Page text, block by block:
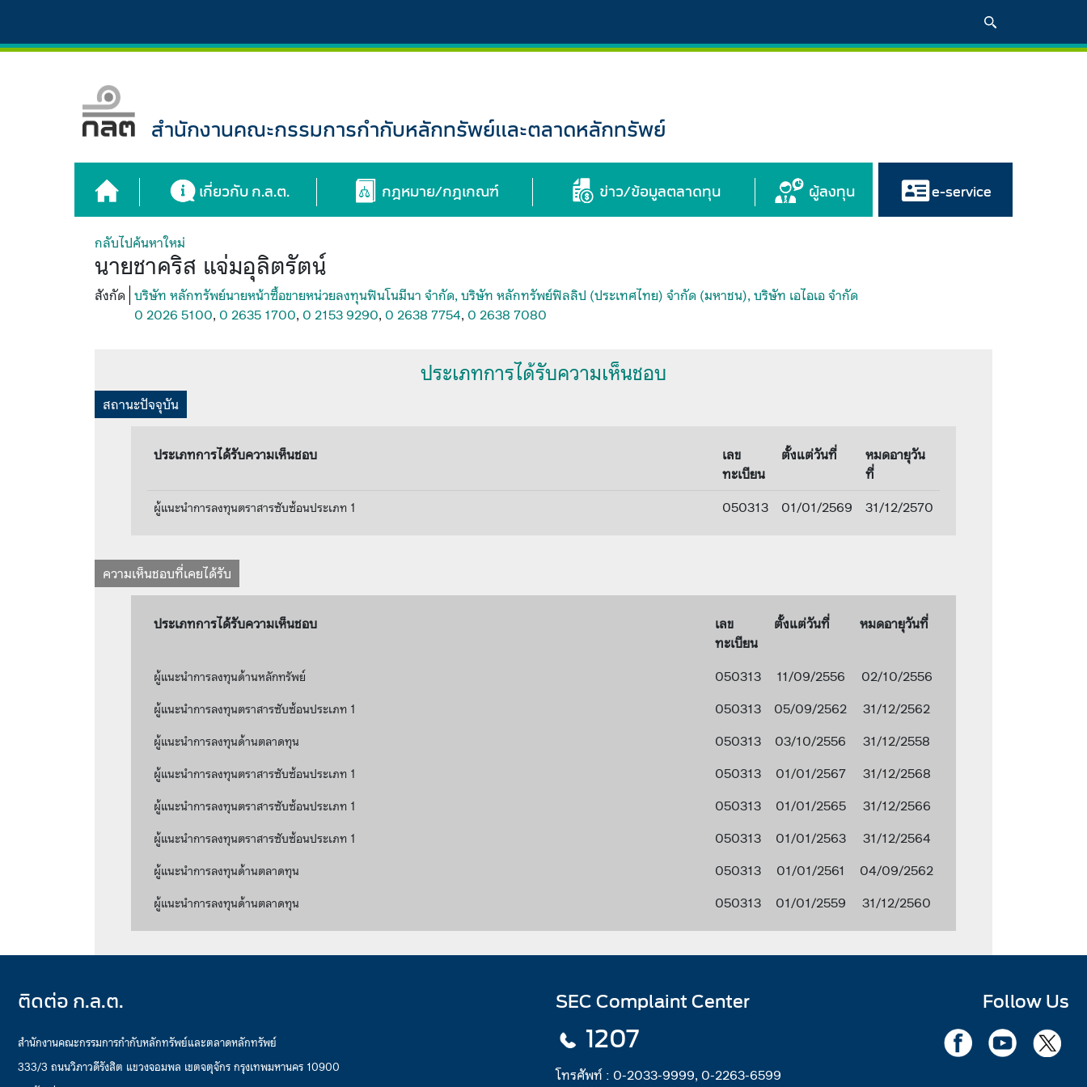
สำนักงานคณะกรรมการกำกับหลักทรัพย์และตลาดหลักทรัพย์
เกี่ยวกับ ก.ล.ต. กฎหมาย/กฎเกณฑ์ ข่าว/ข้อมูลตลาดทุน ผู้ลงทุน e-service
กลับไปค้นหาใหม่
นายชาคริส แจ่มอุลิตรัตน์
สังกัด บริษัท หลักทรัพย์นายหน้าซื้อขายหน่วยลงทุนฟินโนมีนา จำกัด, บริษัท หลักทรัพย์ฟิลลิป (ประเทศไทย) จำกัด (มหาชน), บริษัท เอไอเอ จำกัด
0 2026 5100, 0 2635 1700, 0 2153 9290, 0 2638 7754, 0 2638 7080
ประเภทการได้รับความเห็นชอบ
สถานะปัจจุบัน
ประเภทการได้รับความเห็นชอบ
เลข
ทะเบียน
ตั้งแต่วันที่
หมดอายุวัน
ที่
ผู้แนะนำการลงทุนตราสารซับซ้อนประเภท 1 050313 01/01/2569 31/12/2570
ความเห็นชอบที่เคยได้รับ
ประเภทการได้รับความเห็นชอบ
เลข
ทะเบียน
ตั้งแต่วันที่ หมดอายุวันที่
ผู้แนะนำการลงทุนด้านหลักทรัพย์ 050313 11/09/2556 02/10/2556
ผู้แนะนำการลงทุนตราสารซับซ้อนประเภท 1 050313 05/09/2562 31/12/2562
ผู้แนะนำการลงทุนด้านตลาดทุน 050313 03/10/2556 31/12/2558
ผู้แนะนำการลงทุนตราสารซับซ้อนประเภท 1 050313 01/01/2567 31/12/2568
ผู้แนะนำการลงทุนตราสารซับซ้อนประเภท 1 050313 01/01/2565 31/12/2566
ผู้แนะนำการลงทุนตราสารซับซ้อนประเภท 1 050313 01/01/2563 31/12/2564
ผู้แนะนำการลงทุนด้านตลาดทุน 050313 01/01/2561 04/09/2562
ผู้แนะนำการลงทุนด้านตลาดทุน 050313 01/01/2559 31/12/2560
ติดต่อ ก.ล.ต.
สำนักงานคณะกรรมการกำกับหลักทรัพย์และตลาดหลักทรัพย์
333/3 ถนนวิภาวดีรังสิต แขวงจอมพล เขตจตุจักร กรุงเทพมหานคร 10900
SEC Complaint Center
1207
โทรศัพท์ : 0-2033-9999, 0-2263-6599
Follow Us